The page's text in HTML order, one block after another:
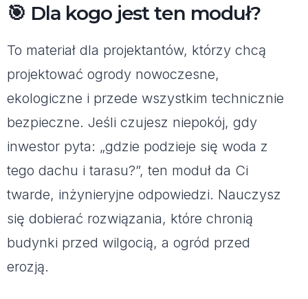
🎯 Dla kogo jest ten moduł?
To materiał dla projektantów, którzy chcą
projektować ogrody nowoczesne,
ekologiczne i przede wszystkim technicznie
bezpieczne. Jeśli czujesz niepokój, gdy
inwestor pyta: „gdzie podzieje się woda z
tego dachu i tarasu?”, ten moduł da Ci
twarde, inżynieryjne odpowiedzi. Nauczysz
się dobierać rozwiązania, które chronią
budynki przed wilgocią, a ogród przed
erozją.